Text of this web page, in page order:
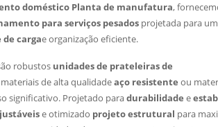
doméstico Planta de manufatura,
para serviços pesados projetada para
de cargae organização eficiente.
robustos unidades de prateleiras de
de alta qualidadeaço resistente ou
significativo. Projetado paradurabilidade e
e otimizado projeto estrutural para